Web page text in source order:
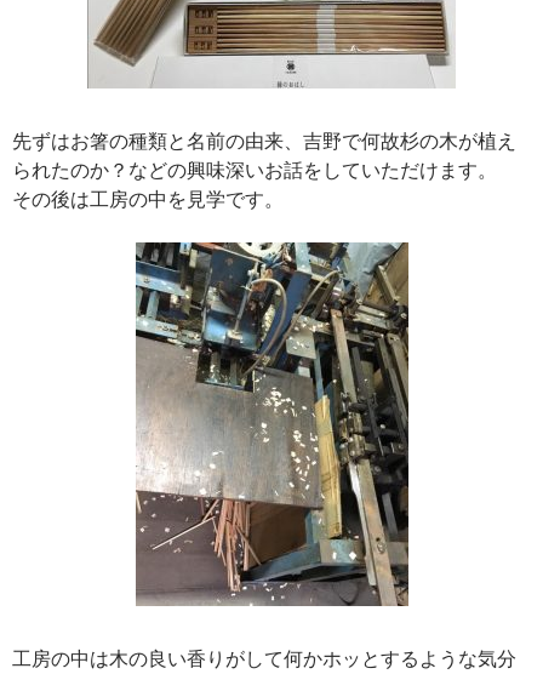
先ずはお箸の種類と名前の由来、吉野で何故杉の木が植え
られたのか？などの興味深いお話をしていただけます。
その後は工房の中を見学です。
工房の中は木の良い香りがして何かホッとするような気分